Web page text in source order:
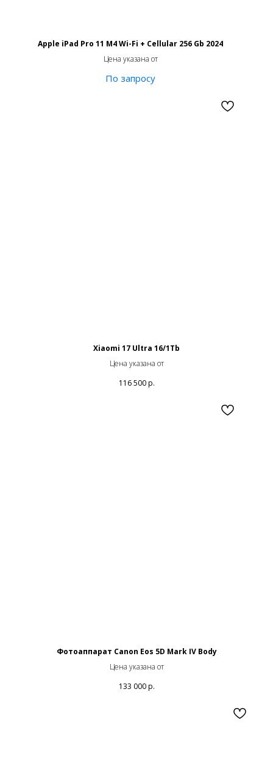
Apple iPad Pro 11 M4 Wi-Fi + Cellular 256 Gb 2024
Цена указана от
Xiaomi 17 Ultra 16/1Tb
Цена указана от
116 500 р.
Фотоаппарат Canon Eos 5D Mark IV Body
Цена указана от
133 000 р.